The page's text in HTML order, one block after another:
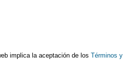
implica la aceptación de los Términos y